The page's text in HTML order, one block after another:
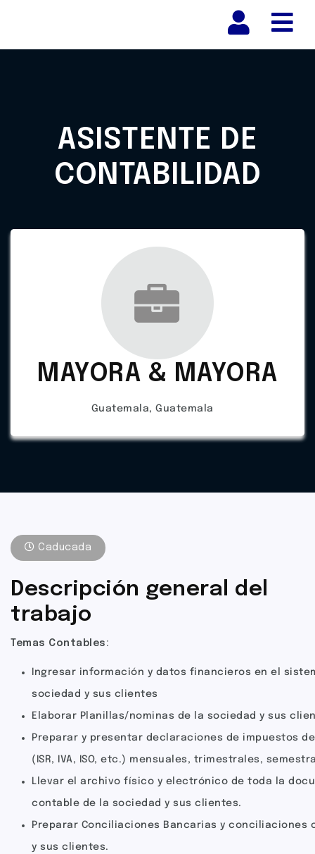
ASISTENTE DE
CONTABILIDAD
MAYORA & MAYORA
Guatemala, Guatemala
Caducada
Descripción general del
trabajo
Temas Contables:
Ingresar información y datos financieros en el
sociedad y sus clientes
Elaborar Planillas/nominas de la sociedad y sus
Preparar y presentar declaraciones de impuestos
(ISR, IVA, ISO, etc.) mensuales, trimestrales,
Llevar el archivo físico y electrónico de toda la
contable de la sociedad y sus clientes.
Preparar Conciliaciones Bancarias y conciliaciones
y sus clientes.